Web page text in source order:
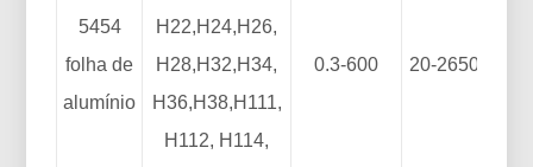
5454
folha de
alumínio
H22,H24,H26,
H28,H32,H34,
H36,H38,H111,
H112, H114,
0.3-600 20-2650